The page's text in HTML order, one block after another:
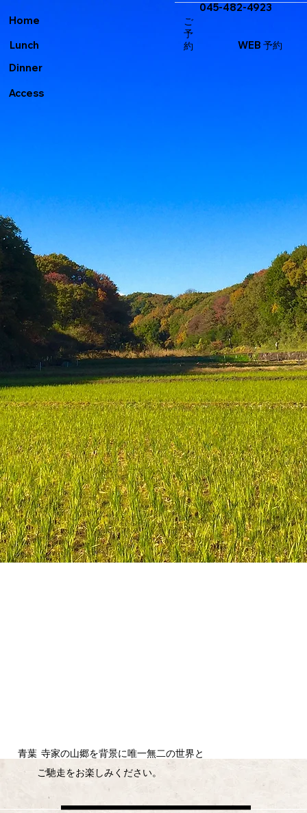
​青葉 寺家の山郷を背景に唯一無二の世界と
ご馳走をお楽しみください。
ご
予
約
045-482-4923
​Lunch
​Dinner
​Access
​Home
WEB 予約​​